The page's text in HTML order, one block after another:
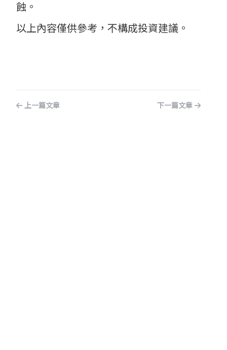
蝕。
以上內容僅供參考，不構成投資建議。
上一篇文章 下一篇文章